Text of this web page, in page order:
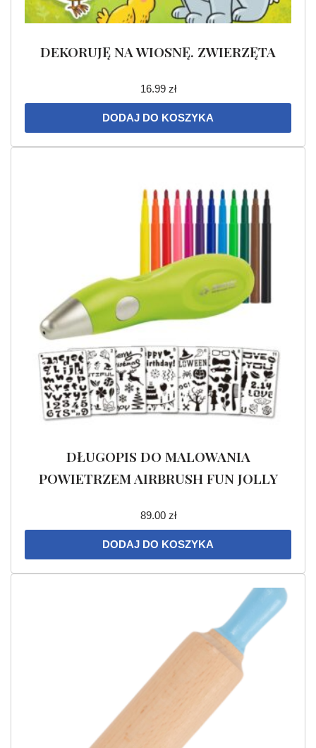
DEKORUJĘ NA WIOSNĘ. ZWIERZĘTA
16.99 zł
DODAJ DO KOSZYKA
DŁUGOPIS DO MALOWANIA
POWIETRZEM AIRBRUSH FUN JOLLY
89.00 zł
DODAJ DO KOSZYKA